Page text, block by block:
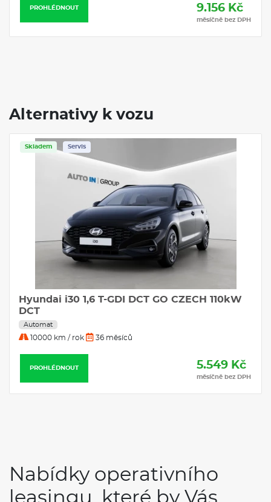
PROHLÉDNOUT 9.156 Kč
měsíčně bez DPH
Alternativy k vozu
Servis
Hyundai i30 1,6 T-GDI DCT GO CZECH 110kW
DCT
Automat
10000 km / rok 36 měsíců
PROHLÉDNOUT 5.549 Kč
měsíčně bez DPH
Nabídky operativního
leasingu, které by Vás